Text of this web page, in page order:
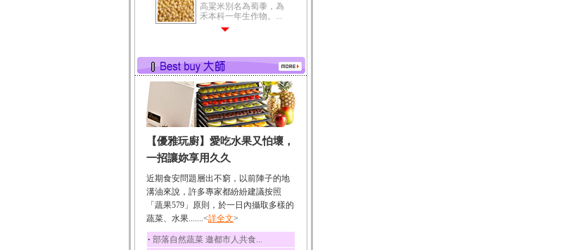
高粱米別名為蜀黍，為
禾本科一年生作物。...
有蛋白質、脂肪、磷...
鮪魚
鮪魚肚肉中的不飽和脂
肪酸內富含EPA和DH...
韭菜
韭菜所含的膳食纖維能
幫助消化與通便；揮...
冬瓜
冬瓜營養價值高，鈉含
量極低是水腫病人的...
豆豉
豆豉裡頭含有營養的蛋
白質、脂肪、鈣、磷...
【優雅玩廚】愛吃水果又怕壞，
一招讓妳享用久久
近期食安問題層出不窮，以前陣子的地
溝油來說，許多專家都紛紛建議按照
「蔬果579」原則，於一日內攝取多樣的
蔬菜、水果.......<詳全文>
‧ 部落自然蔬菜 邀都市人共食...